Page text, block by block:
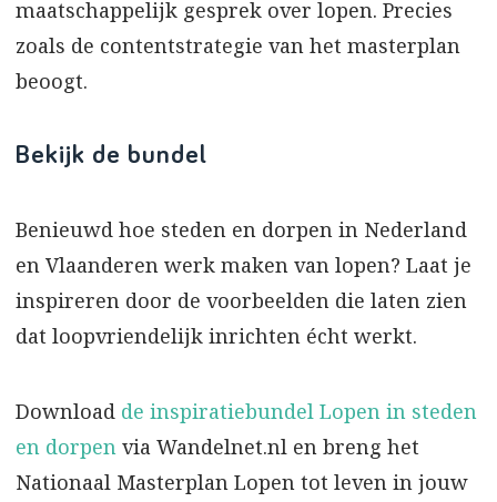
maatschappelijk gesprek over lopen. Precies
zoals de contentstrategie van het masterplan
beoogt.
Bekijk de bundel
Benieuwd hoe steden en dorpen in Nederland
en Vlaanderen werk maken van lopen? Laat je
inspireren door de voorbeelden die laten zien
dat loopvriendelijk inrichten écht werkt.
Download de inspiratiebundel Lopen in steden
en dorpen via Wandelnet.nl en breng het
Nationaal Masterplan Lopen tot leven in jouw